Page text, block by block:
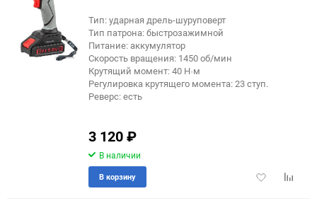
Тип: ударная дрель-шуруповерт
Тип патрона: быстрозажимной
Питание: аккумулятор
Скорость вращения: 1450 об/мин
Крутящий момент: 40 Н·м
Регулировка крутящего момента: 23 ступ.
Реверс: есть
3 120₽
В наличии
Добавить
В корзину